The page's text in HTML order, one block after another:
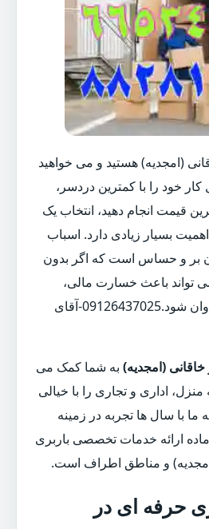
(امجدیه) هستید و می خواهید
خود را با کمترین دردسر،
قیمت انجام دهید، انتخاب یک
بسیار زیادی دارد. اسباب
بر و حساس است که اگر بدون
تواند باعث خسارت مالی،
اتلاف وقت و استرس فراوان شود.09126437025-آقای
خاقانی (امجدیه) به شما کمک می
منزل، اداری و تجاری را با خیالی
با سال ها تجربه در زمینه
ارائه خدمات تخصصی باربری
و مناطق اطراف است.
حرفه ای در